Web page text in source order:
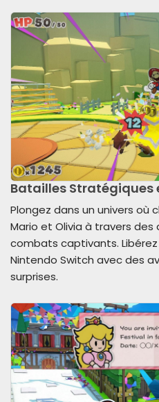
Batailles Stratégiques
Plongez dans un univers où
Mario et Olivia à travers
combats captivants.
Nintendo Switch avec des
surprises.